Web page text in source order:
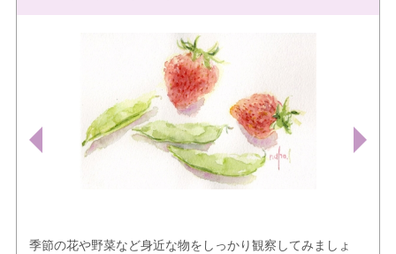
季節の花や野菜など身近な物をしっかり観察してみましょ